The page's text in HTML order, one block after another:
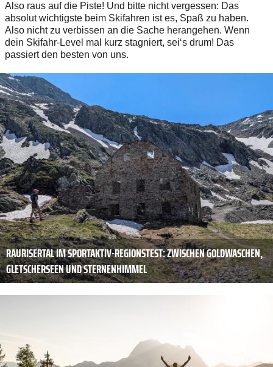
Also raus auf die Piste! Und bitte nicht vergessen: Das
absolut wichtigste beim Skifahren ist es, Spaß zu haben.
Also nicht zu verbissen an die Sache herangehen. Wenn
dein Skifahr-Level mal kurz stagniert, sei‘s drum! Das
passiert den besten von uns.
RAURISERTAL IM SPORTAKTIV-REGIONSTEST: ZWISCHEN GOLDWASCHEN,
GLETSCHERSEEN UND STERNENHIMMEL